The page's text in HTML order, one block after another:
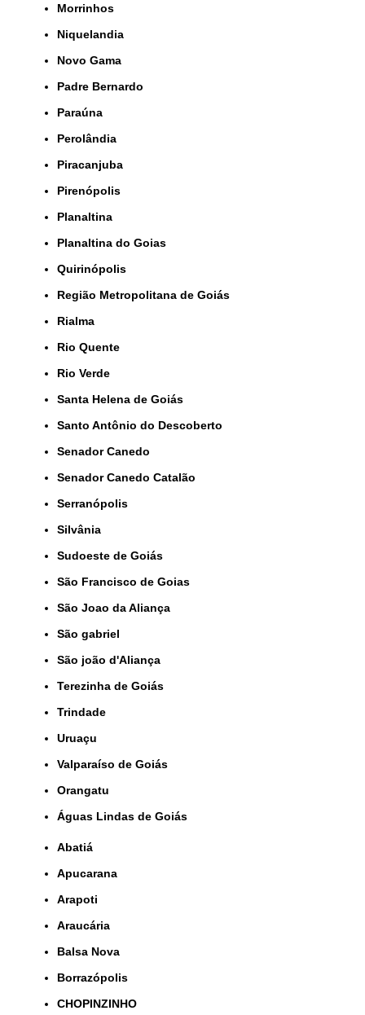
Morrinhos
Niquelandia
Novo Gama
Padre Bernardo
Paraúna
Perolândia
Piracanjuba
Pirenópolis
Planaltina
Planaltina do Goias
Quirinópolis
Região Metropolitana de Goiás
Rialma
Rio Quente
Rio Verde
Santa Helena de Goiás
Santo Antônio do Descoberto
Senador Canedo
Senador Canedo Catalão
Serranópolis
Silvânia
Sudoeste de Goiás
São Francisco de Goias
São Joao da Aliança
São gabriel
São joão d'Aliança
Terezinha de Goiás
Trindade
Uruaçu
Valparaíso de Goiás
orangatu
Águas Lindas de Goiás
Abatiá
Apucarana
Arapoti
Araucária
Balsa Nova
Borrazópolis
CHOPINZINHO